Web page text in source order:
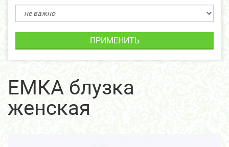
ПРИМЕНИТЬ
ЕМКА блузка
женская